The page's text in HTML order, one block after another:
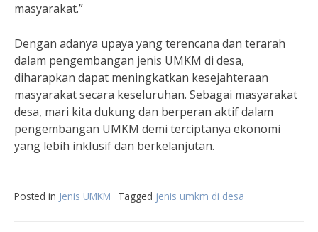
masyarakat.”
Dengan adanya upaya yang terencana dan terarah
dalam pengembangan jenis UMKM di desa,
diharapkan dapat meningkatkan kesejahteraan
masyarakat secara keseluruhan. Sebagai masyarakat
desa, mari kita dukung dan berperan aktif dalam
pengembangan UMKM demi terciptanya ekonomi
yang lebih inklusif dan berkelanjutan.
Posted in Jenis UMKM Tagged jenis umkm di desa